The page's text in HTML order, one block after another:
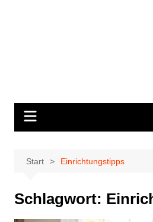
Start Einrichtungstipps
Schlagwort: